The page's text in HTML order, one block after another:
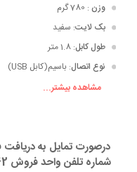
وزن : 780 گرم
بک لایت: سفید
طول کابل: 1.8 متر
نوع اتصال: باسیم(کابل USB)
مشاهده بیشتر...
میزان فشار برای عملکرد سوئیچ: 50 گرم
درصورت تمایل به
شماره تلفن واحد فروش 021.88228242 تماس حاصل نمایید.